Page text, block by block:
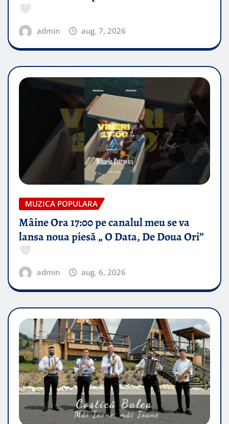
admin aug. 7, 2026
MUZICA POPULARA
Mâine Ora 17:00 pe canalul meu se va
lansa noua piesă „ O Data, De Doua Ori”
admin aug. 6, 2026